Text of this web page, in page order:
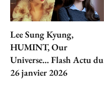
Lee Sung Kyung,
HUMINT, Our
Universe… Flash Actu du
26 janvier 2026